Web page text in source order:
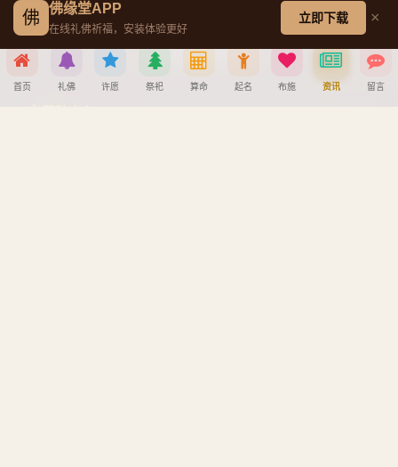
地藏王菩萨成道日
佛 佛缘堂APP
在线礼佛祈福，安装体验更好
立即下载 ×
首页 礼佛 许愿 祭祀 算命 起名 布施 资讯 留言